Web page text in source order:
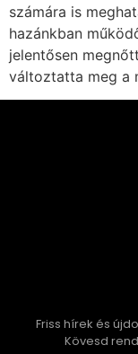
számára is
hazánkban
jelentősen
változtatta meg a
Friss hírek és
Kövesd